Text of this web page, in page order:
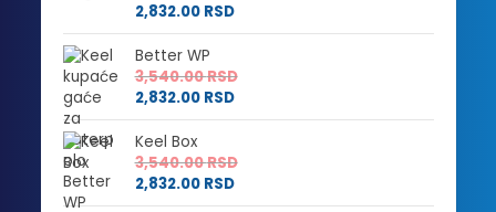
2,832.00 RSD
2,832.00 RSD
Better WP
3,540.00RSD
2,832.00 RSD
Keel Box
3,540.00RSD
2,832.00 RSD